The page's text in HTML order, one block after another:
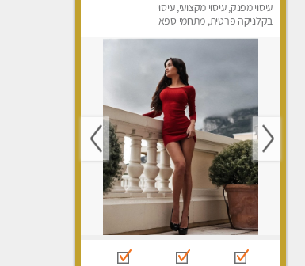
עיסוי מפנק, עיסוי מקצועי, עיסוי
בקלניקה פרטית, מתחמי ספא